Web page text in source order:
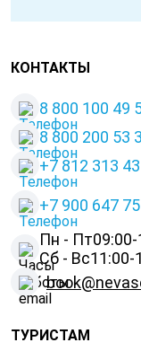
КОНТАКТЫ
8 800 100 49
8 800 200 53
+7 812 313
+7 900 647
Пн - Пт
Сб - Вс11:00-
ТУРИСТАМ